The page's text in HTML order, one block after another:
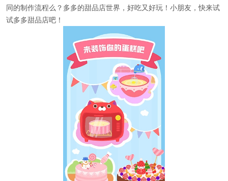
同的制作流程么？多多的甜品店世界，好吃又好玩！小朋友，快来试
试多多甜品店吧！